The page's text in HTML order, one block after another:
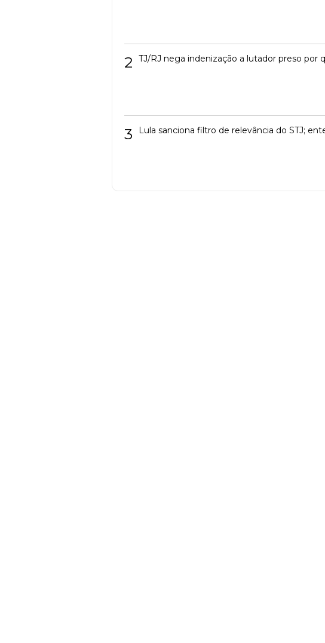
2 TJ/RJ nega indenização a lutador preso por
3 Lula sanciona filtro de relevância do STJ;